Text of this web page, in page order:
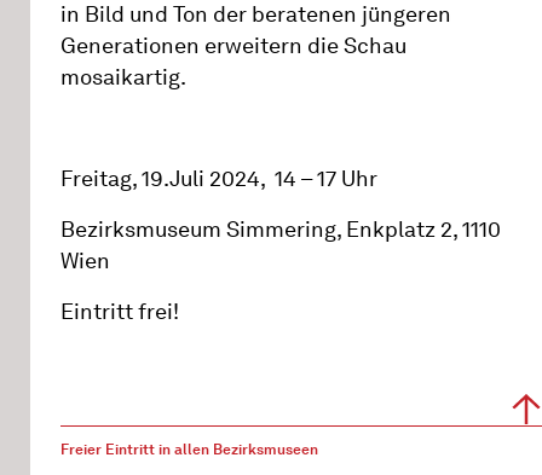
in Bild und Ton der beratenen jüngeren
Generationen erweitern die Schau
mosaikartig.
Freitag, 19.Juli 2024, 14 – 17 Uhr
Bezirksmuseum Simmering, Enkplatz 2, 1110
Wien
Eintritt frei!
Freier Eintritt in allen Bezirksmuseen